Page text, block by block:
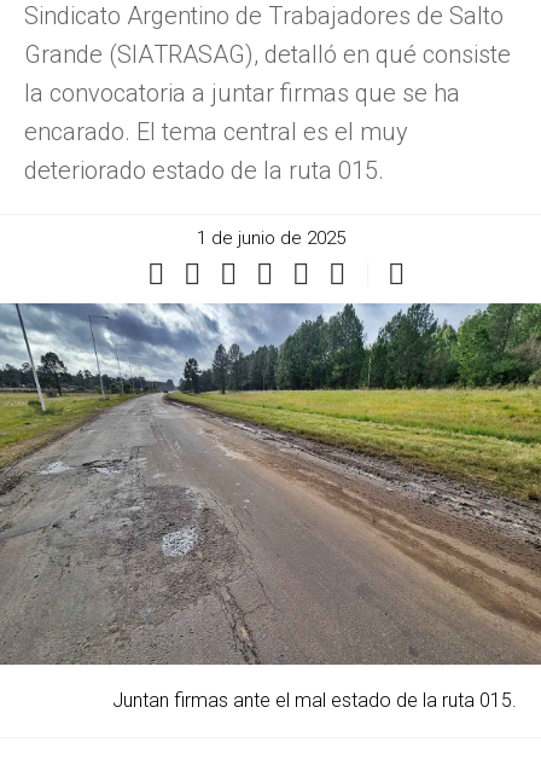
Sindicato Argentino de Trabajadores de Salto
Grande (SIATRASAG), detalló en qué consiste
la convocatoria a juntar firmas que se ha
encarado. El tema central es el muy
deteriorado estado de la ruta 015.
1 de junio de 2025
Juntan firmas ante el mal estado de la ruta 015.